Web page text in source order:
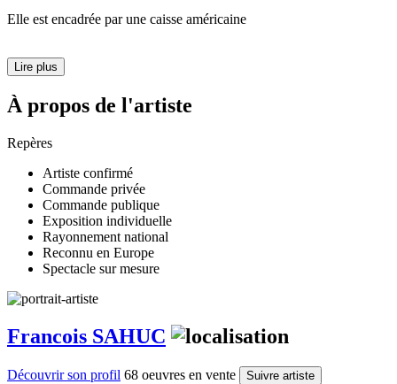
Elle est encadrée par une caisse américaine
Lire plus
À propos de l'artiste
Repères
Artiste confirmé
Commande privée
Commande publique
Exposition individuelle
Rayonnement national
Reconnu en Europe
Spectacle sur mesure
Francois SAHUC
Découvrir son profil 68 oeuvres en vente Suivre artiste